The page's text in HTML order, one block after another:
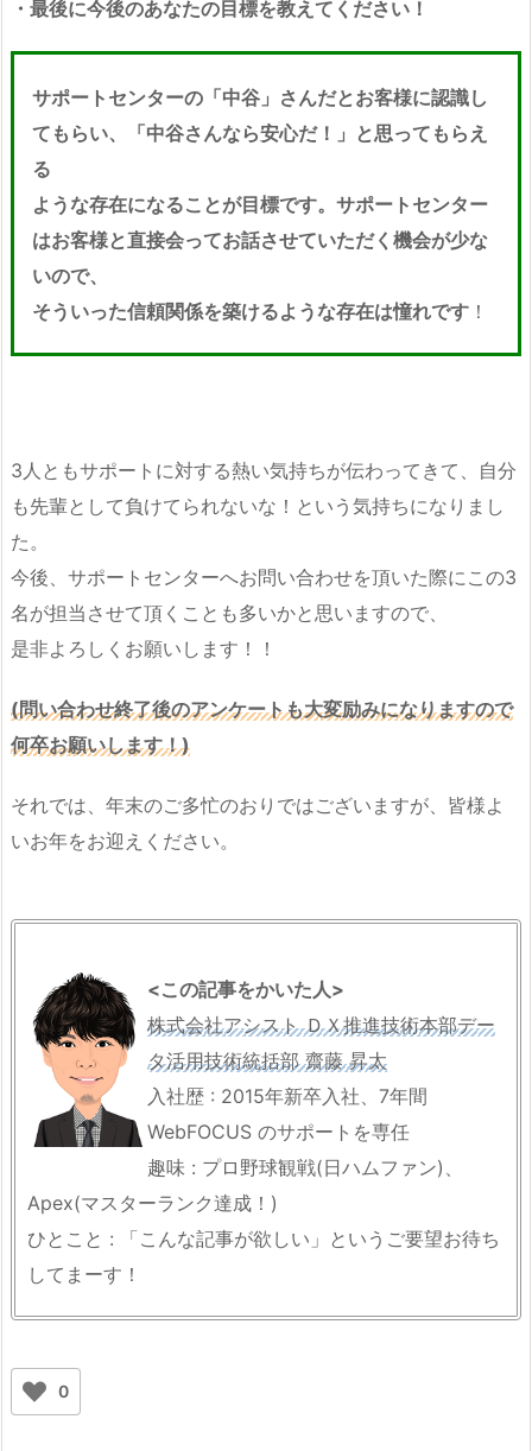
・最後に今後のあなたの目標を教えてください！
サポートセンターの「中谷」さんだとお客様に認識し
てもらい、「中谷さんなら安心だ！」と思ってもらえ
る
ような存在になることが目標です。サポートセンター
はお客様と直接会ってお話させていただく機会が少な
いので、
そういった信頼関係を築けるような存在は憧れです ！
3人ともサポートに対する熱い気持ちが伝わってきて、自分
も先輩として負けてられないな！という気持ちになりまし
た。
今後、サポートセンターへお問い合わせを頂いた際にこの3
名が担当させて頂くことも多いかと思いますので、
是非よろしくお願いします！！
(問い合わせ終了後のアンケートも大変励みになりますので
何卒お願いします！)
それでは、年末のご多忙のおりではございますが、皆様よ
いお年をお迎えください。
<この記事をかいた人>
株式会社アシスト ＤＸ推進技術本部デー
タ活用技術統括部 齋藤 昇太
入社歴 : 2015年新卒入社、7年間
WebFOCUS のサポートを専任
趣味 : プロ野球観戦(日ハムファン)、
Apex(マスターランク達成！)
ひとこと : 「こんな記事が欲しい」というご要望お待ち
してまーす！
0